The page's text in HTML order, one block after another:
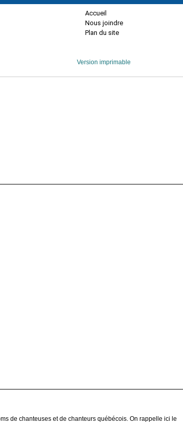
Accueil
Nous joindre
Plan du site
Version imprimable
de chanteuses et de chanteurs québécois. On rappelle ici le